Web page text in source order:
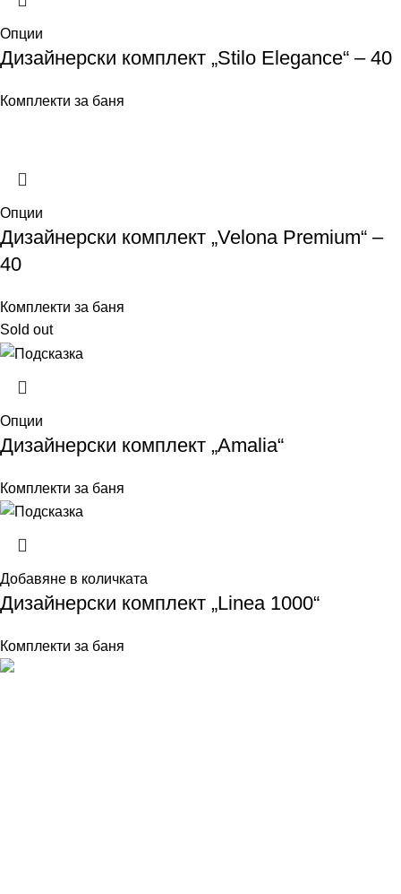
Опции
Дизайнерски комплект „Stilo Elegance“ – 40
Комплекти за баня
Опции
Дизайнерски комплект „Velona Premium“ –
40
Комплекти за баня
Sold out
Опции
Дизайнерски комплект „Amalia“
Комплекти за баня
Добавяне в количката
Дизайнерски комплект „Linea 1000“
Комплекти за баня